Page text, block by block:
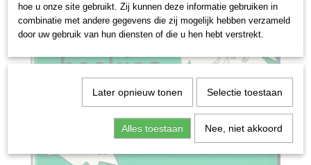
hoe u onze site gebruikt. Zij kunnen deze informatie gebruiken in
combinatie met andere gegevens die zij mogelijk hebben verzameld
door uw gebruik van hun diensten of die u hen hebt verstrekt.
Later opnieuw tonen Selectie toestaan
Alles toestaan Nee, niet akkoord